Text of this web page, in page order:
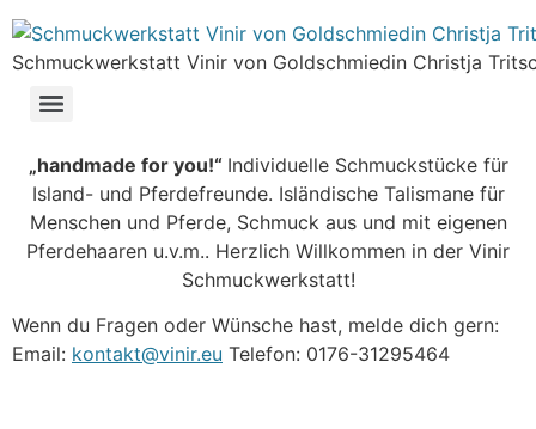
Schmuckwerkstatt Vinir von Goldschmiedin Christja
„handmade for you!“ Individuelle Schmuckstücke für
Island- und Pferdefreunde. Isländische Talismane für
Menschen und Pferde, Schmuck aus und mit eigenen
Pferdehaaren u.v.m.. Herzlich Willkommen in der Vinir
Schmuckwerkstatt!
Wenn du Fragen oder Wünsche hast, melde dich gern:
Email: kontakt@vinir.eu Telefon: 0176-31295464